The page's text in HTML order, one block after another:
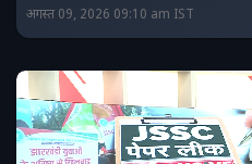
अगस्त 09, 2026 09:10 am IST